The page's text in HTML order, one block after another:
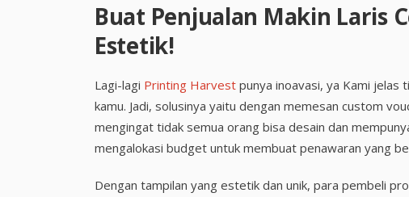
Buat Penjualan Makin Laris
Estetik!
Lagi-lagi Printing Harvest punya inoavasi, ya Kami jelas
kamu. Jadi, solusinya yaitu dengan memesan custom
mengingat tidak semua orang bisa desain dan
mengalokasi budget untuk membuat penawaran yang
Dengan tampilan yang estetik dan unik, para pembeli